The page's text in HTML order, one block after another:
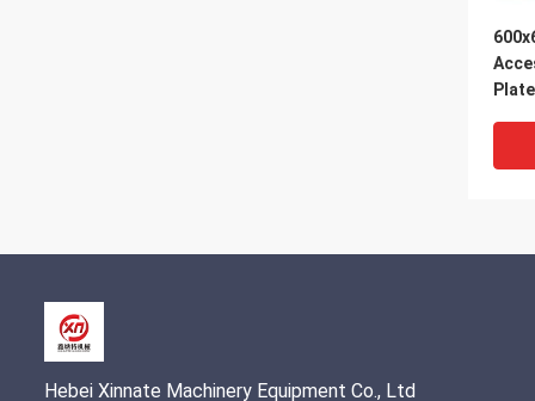
Hebei Xinnate Machinery Equipment Co., Ltd